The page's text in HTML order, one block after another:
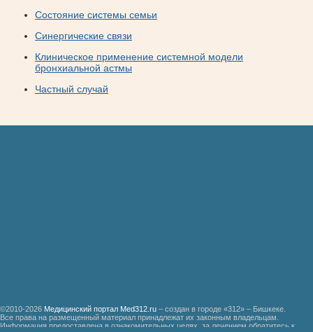
Состояние системы семьи
Синергические связи
Клиническое применение системной модели
бронхиальной астмы
Частный случай
©2010-2026 Медицинский портал Med312.ru – создан в городе «312» – Бишкеке.
Все права на размещенный материал принадлежат их законным владельцам.
Информация предоставлена в ознакомительных целях, за лечением обратитесь к